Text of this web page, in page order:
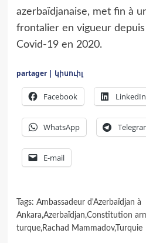
azerbaïdjanaise, met fin à
frontalier en vigueur
Covid-19 en 2020.
partager | կիսուիլ
Facebook LinkedIn
WhatsApp
E-mail
Tags: Ambassadeur d'Azerbaïdjan à
Ankara,Azerbaïdjan,Constitution
turque,Rachad Mammadov,Turquie